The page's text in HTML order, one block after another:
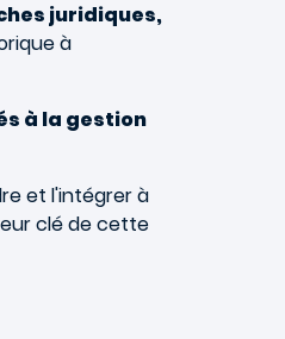
juridiques,
à
à la gestion
et l'intégrer à
clé de cette